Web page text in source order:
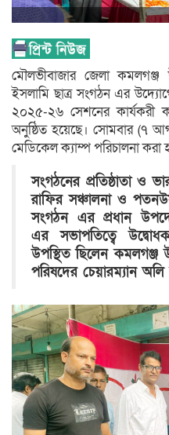
মৌলভীবাজার জেলা
ইসলামি ছাত্র সংগঠন এর
২০২৫-২৬ সেশনের কার্যকরী
অনুষ্ঠিত হয়েছে। সোমবার (৭
মেডিকেল ক্যাম্প পরিচালনা করা
সংগঠনের প্রতিষ্ঠাতা ও
রাফির সঞ্চালনা ও
সংগঠন এর প্রধান
এর সভাপতিত্বে
উপস্থিত ছিলেন
পরিষদের চেয়ারম্যান